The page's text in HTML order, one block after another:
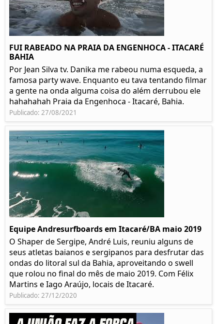
FUI RABEADO NA PRAIA DA ENGENHOCA - ITACARÉ
BAHIA
Por Jean Silva tv. Danika me rabeou numa esqueda, a
famosa party wave. Enquanto eu tava tentando filmar
a gente na onda alguma coisa do além derrubou ele
hahahahah Praia da Engenhoca - Itacaré, Bahia.
Publicado: 27/08/2021
Equipe Andresurfboards em Itacaré/BA maio 2019
O Shaper de Sergipe, André Luis, reuniu alguns de
seus atletas baianos e sergipanos para desfrutar das
ondas do litoral sul da Bahia, aproveitando o swell
que rolou no final do mês de maio 2019. Com Félix
Martins e Iago Araújo, locais de Itacaré.
Publicado: 27/12/2020